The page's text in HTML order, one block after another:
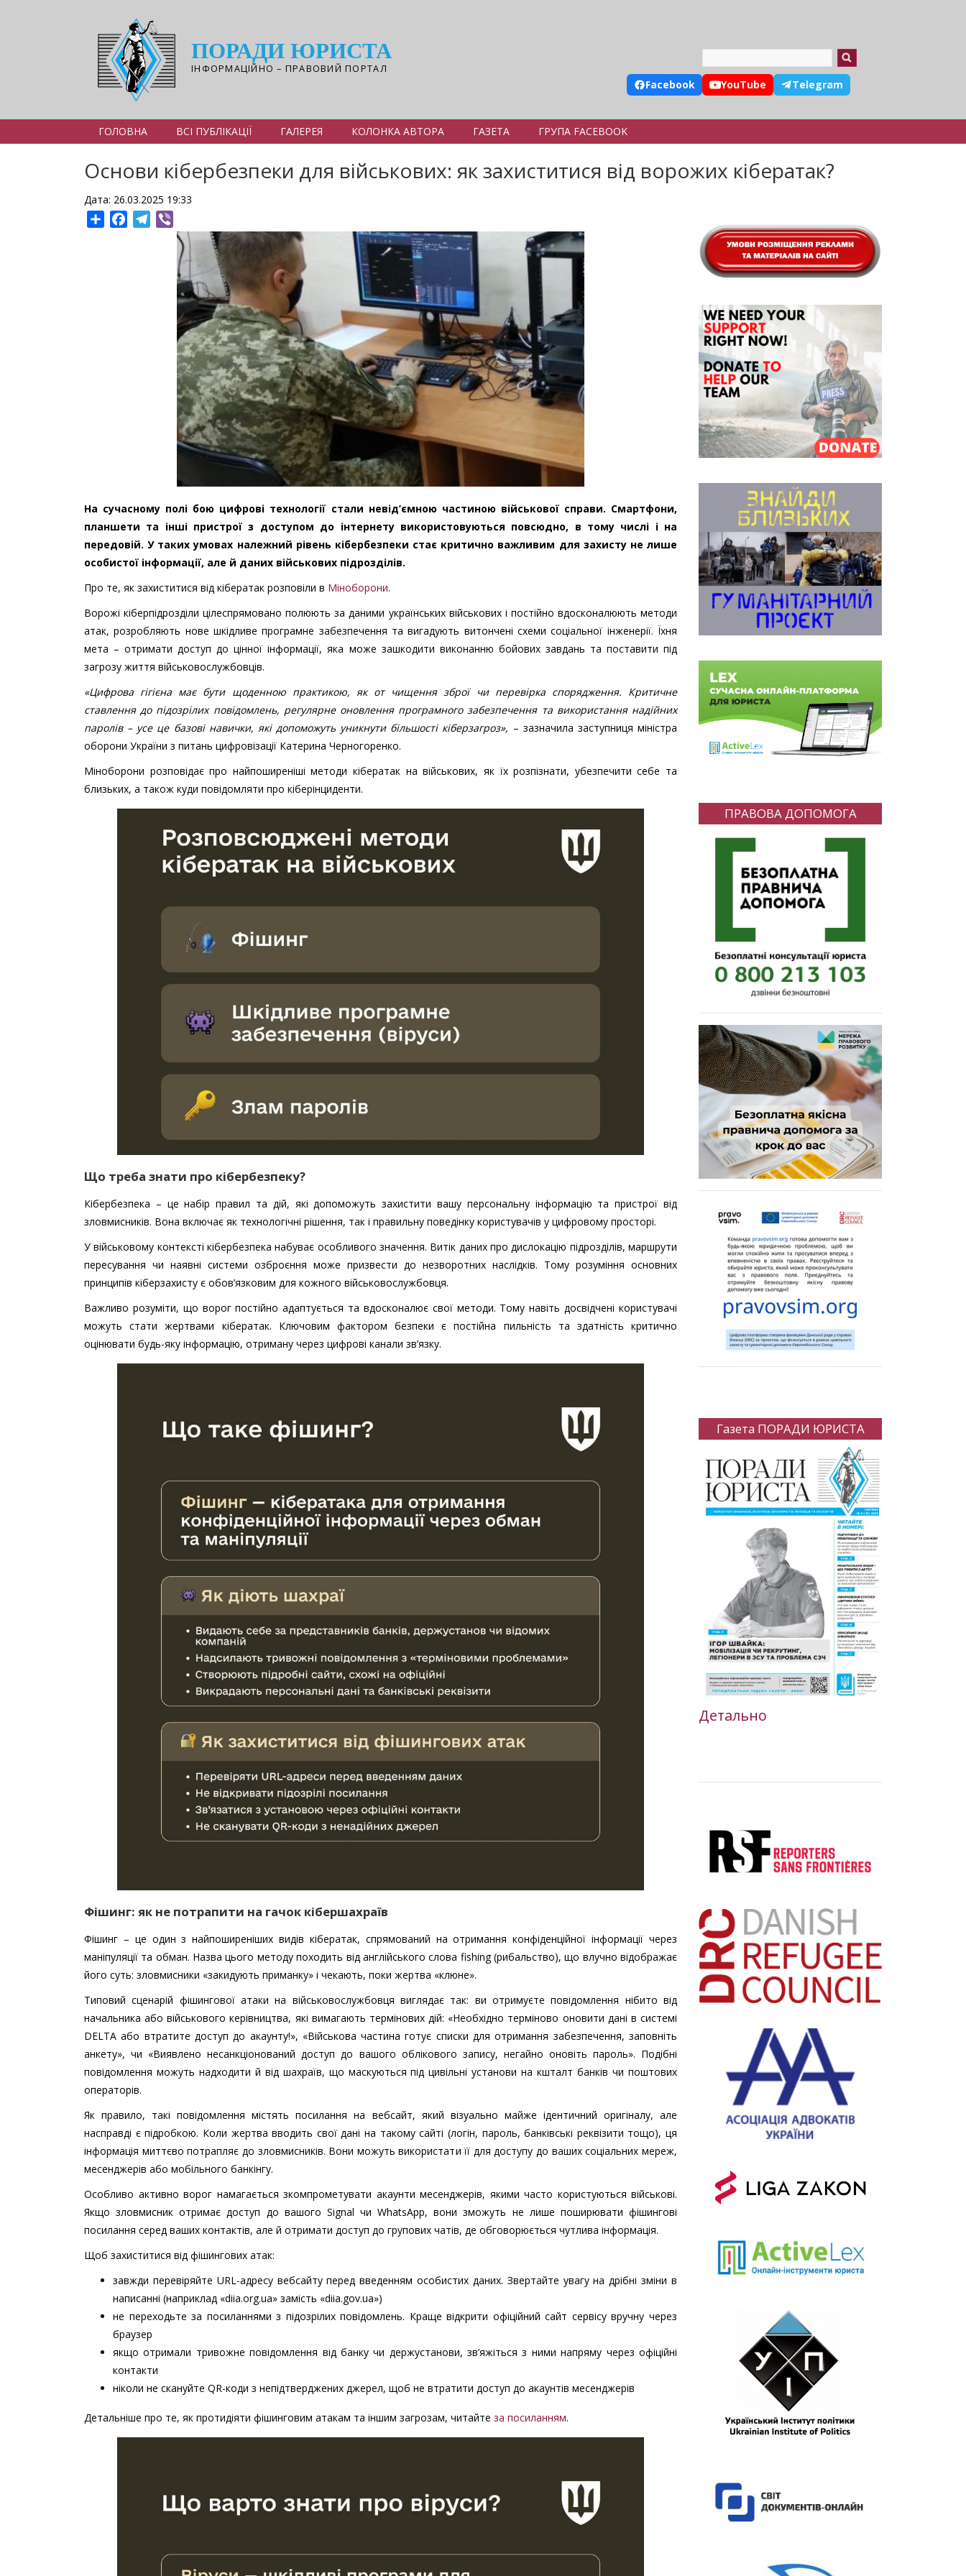
ПОРАДИ ЮРИСТА
ІНФОРМАЦІЙНО – ПРАВОВИЙ ПОРТАЛ
Facebook YouTube Telegram
ГОЛОВНА ВСІ ПУБЛІКАЦІЇ ГАЛЕРЕЯ КОЛОНКА АВТОРА ГАЗЕТА ГРУПА FACEBOOK
Основи кібербезпеки для військових: як захиститися від ворожих кібератак?
Дата: 26.03.2025 19:33
ShareFacebookTelegram
На сучасному полі бою цифрові технології стали невід’ємною частиною військової справи. Смартфони,
планшети та інші пристрої з доступом до інтернету використовуються повсюдно, в тому числі і на
передовій. У таких умовах належний рівень кібербезпеки стає критично важливим для захисту не лише
особистої інформації, але й даних військових підрозділів.
Про те, як захиститися від кібератак розповіли в Міноборони.
Ворожі кіберпідрозділи цілеспрямовано полюють за даними українських військових і постійно вдосконалюють методи
атак, розробляють нове шкідливе програмне забезпечення та вигадують витончені схеми соціальної інженерії. Їхня
мета – отримати доступ до цінної інформації, яка може зашкодити виконанню бойових завдань та поставити під
загрозу життя військовослужбовців.
«Цифрова гігієна має бути щоденною практикою, як от чищення зброї чи перевірка спорядження. Критичне
ставлення до підозрілих повідомлень, регулярне оновлення програмного забезпечення та використання надійних
паролів – усе це базові навички, які допоможуть уникнути більшості кіберзагроз», – зазначила заступниця міністра
оборони України з питань цифровізації Катерина Черногоренко.
Міноборони розповідає про найпоширеніші методи кібератак на військових, як їх розпізнати, убезпечити себе та
близьких, а також куди повідомляти про кіберінциденти.
Що треба знати про кібербезпеку?
Кібербезпека – це набір правил та дій, які допоможуть захистити вашу персональну інформацію та пристрої від
зловмисників. Вона включає як технологічні рішення, так і правильну поведінку користувачів у цифровому просторі.
У військовому контексті кібербезпека набуває особливого значення. Витік даних про дислокацію підрозділів, маршрути
пересування чи наявні системи озброєння може призвести до незворотних наслідків. Тому розуміння основних
принципів кіберзахисту є обов’язковим для кожного військовослужбовця.
Важливо розуміти, що ворог постійно адаптується та вдосконалює свої методи. Тому навіть досвідчені користувачі
можуть стати жертвами кібератак. Ключовим фактором безпеки є постійна пильність та здатність критично
оцінювати будь-яку інформацію, отриману через цифрові канали зв’язку.
Фішинг: як не потрапити на гачок кібершахраїв
Фішинг – це один з найпоширеніших видів кібератак, спрямований на отримання конфіденційної інформації через
маніпуляції та обман. Назва цього методу походить від англійського слова fishing (рибальство), що влучно відображає
його суть: зловмисники «закидують приманку» і чекають, поки жертва «клюне».
Типовий сценарій фішингової атаки на військовослужбовця виглядає так: ви отримуєте повідомлення нібито від
начальника або військового керівництва, які вимагають термінових дій: «Необхідно терміново оновити дані в системі
DELTA або втратите доступ до акаунту!», «Військова частина готує списки для отримання забезпечення, заповніть
анкету», чи «Виявлено несанкціонований доступ до вашого облікового запису, негайно оновіть пароль». Подібні
повідомлення можуть надходити й від шахраїв, що маскуються під цивільні установи на кшталт банків чи поштових
операторів.
Як правило, такі повідомлення містять посилання на вебсайт, який візуально майже ідентичний оригіналу, але
насправді є підробкою. Коли жертва вводить свої дані на такому сайті (логін, пароль, банківські реквізити тощо), ця
інформація миттєво потрапляє до зловмисників. Вони можуть використати її для доступу до ваших соціальних мереж,
месенджерів або мобільного банкінгу.
Особливо активно ворог намагається зкомпрометувати акаунти месенджерів, якими часто користуються військові.
Якщо зловмисник отримає доступ до вашого Signal чи WhatsApp, вони зможуть не лише поширювати фішингові
посилання серед ваших контактів, але й отримати доступ до групових чатів, де обговорюється чутлива інформація.
Щоб захиститися від фішингових атак:
завжди перевіряйте URL-адресу вебсайту перед введенням особистих даних. Звертайте увагу на дрібні зміни в
написанні (наприклад «diia.org.ua» замість «diia.gov.ua»)
не переходьте за посиланнями з підозрілих повідомлень. Краще відкрити офіційний сайт сервісу вручну через
браузер
якщо отримали тривожне повідомлення від банку чи держустанови, зв’яжіться з ними напряму через офіційні
контакти
ніколи не скануйте QR-коди з непідтверджених джерел, щоб не втратити доступ до акаунтів месенджерів
Детальніше про те, як протидіяти фішинговим атакам та іншим загрозам, читайте за посиланням.
ПРАВОВА ДОПОМОГА
Газета ПОРАДИ ЮРИСТА
Детально